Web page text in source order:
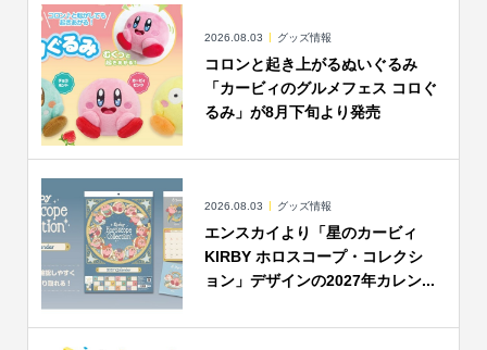
2026.08.03 グッズ情報
コロンと起き上がるぬいぐるみ
「カービィのグルメフェス コロぐ
るみ」が8月下旬より発売
2026.08.03 グッズ情報
エンスカイより「星のカービィ
KIRBY ホロスコープ・コレクシ
ョン」デザインの2027年カレン...